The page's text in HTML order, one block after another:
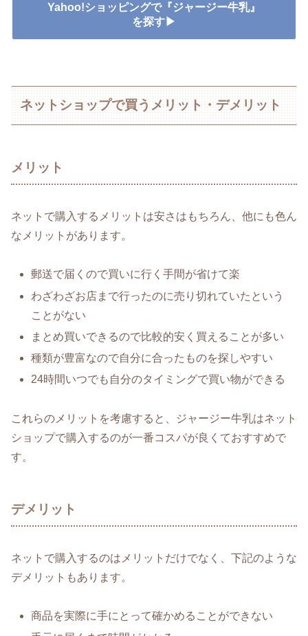
Yahoo!ショッピングで『ジャージー牛乳』
を探す▶
ネットショップで買うメリット・デメリット
メリット
ネットで購入するメリットは安さはもちろん、他にも色ん
なメリットがあります。
郵送で届くので買いに行く手間が省けて楽
わざわざお店まで行ったのに売り切れていたという
ことがない
まとめ買いできるので比較的安く買えることが多い
種類が豊富なので自分に合ったものを探しやすい
24時間いつでも自分のタイミングで買い物ができる
これらのメリットを考慮すると、ジャージー牛乳はネット
ショップで購入するのが一番コスパが良くておすすめで
す。
デメリット
ネットで購入するのはメリットだけでなく、下記のような
デメリットもあります。
商品を実際に手にとって確かめることができない